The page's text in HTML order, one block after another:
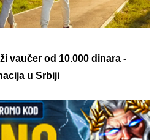
vaučer od 10.000 dinara -
u Srbiji